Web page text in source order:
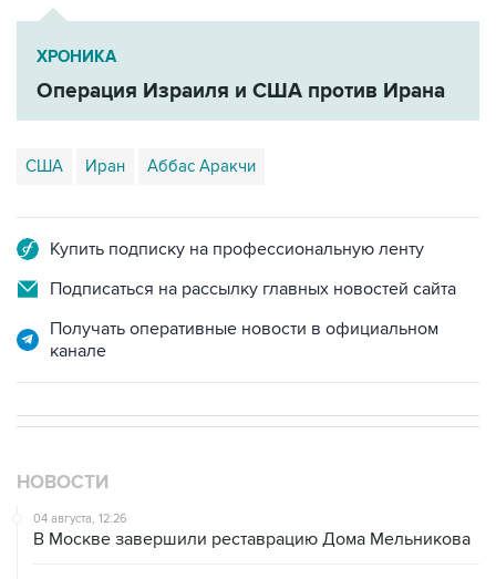
ХРОНИКА
Операция Израиля и США против Ирана
США Иран Аббас Аракчи
Купить подписку на профессиональную ленту
Подписаться на рассылку главных новостей сайта
Получать оперативные новости в официальном
канале
НОВОСТИ
04 августа, 12:26
В Москве завершили реставрацию Дома Мельникова